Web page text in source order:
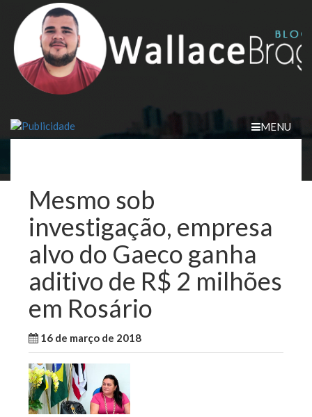
content
MENU
Mesmo sob
investigação, empresa
alvo do Gaeco ganha
aditivo de R$ 2 milhões
em Rosário
16 de março de 2018